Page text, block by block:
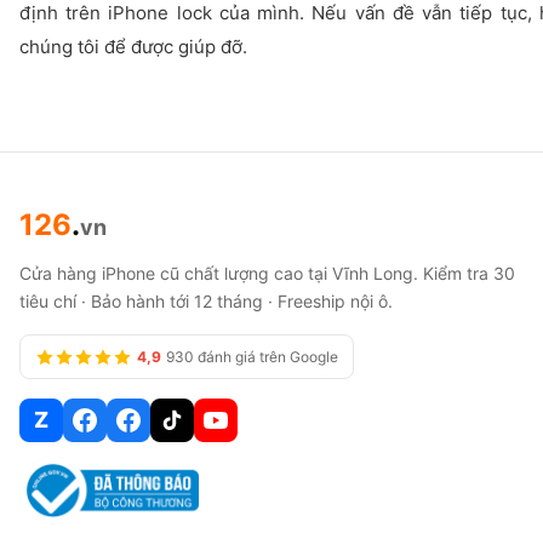
định trên iPhone lock của mình. Nếu vấn đề vẫn tiếp
chúng tôi để được giúp đỡ.
126.vn
Cửa hàng iPhone cũ chất lượng cao tại Vĩnh Long. Kiểm tra 30
tiêu chí · Bảo hành tới 12 tháng · Freeship nội ô.
4,9 930 đánh giá trên Google
Z